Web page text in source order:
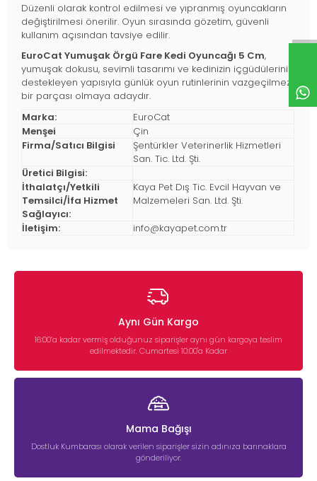
Düzenli olarak kontrol edilmesi ve yıpranmış oyuncakların
değiştirilmesi önerilir. Oyun sırasında gözetim, güvenli
kullanım açısından tavsiye edilir.
EuroCat Yumuşak Örgü Fare Kedi Oyuncağı 5 Cm,
yumuşak dokusu, sevimli tasarımı ve kedinizin içgüdülerini
destekleyen yapısıyla günlük oyun rutinlerinin vazgeçilmez
bir parçası olmaya adaydır.
Marka:
EuroCat
Menşei
Çin
Firma/Satıcı Bilgisi
Şentürkler Veterinerlik Hizmetleri
San. Tic. Ltd. Şti.
Üretici Bilgisi:
İthalatçı/Yetkili
Temsilci/İfa Hizmet
Sağlayıcı:
Kaya Pet Dış Tic. Evcil Hayvan ve
Malzemeleri San. Ltd. Şti.
İletişim: info@kayapet.com.tr
Aynı Gün Kargo
16:00’a kadar vermiş olduğunuz siparişler aynı gün kargoya teslim
edilmektedir. Cumartesi 10:00'a Kadar
Mama Bağışı
Dostluk Kumbarası olarak verilen siparişler sizin adınıza barınaklara
gönderiliyor.